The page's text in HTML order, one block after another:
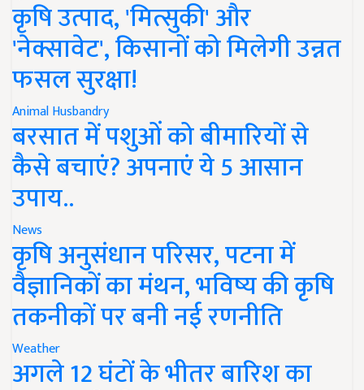
कृषि उत्पाद, 'मित्सुकी' और
'नेक्सावेट', किसानों को मिलेगी उन्नत
फसल सुरक्षा!
Animal Husbandry
बरसात में पशुओं को बीमारियों से
कैसे बचाएं? अपनाएं ये 5 आसान
उपाय..
News
कृषि अनुसंधान परिसर, पटना में
वैज्ञानिकों का मंथन, भविष्य की कृषि
तकनीकों पर बनी नई रणनीति
Weather
अगले 12 घंटों के भीतर बारिश का